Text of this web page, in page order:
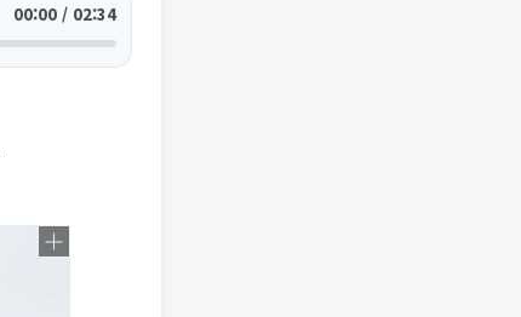
00:00 / 02:34